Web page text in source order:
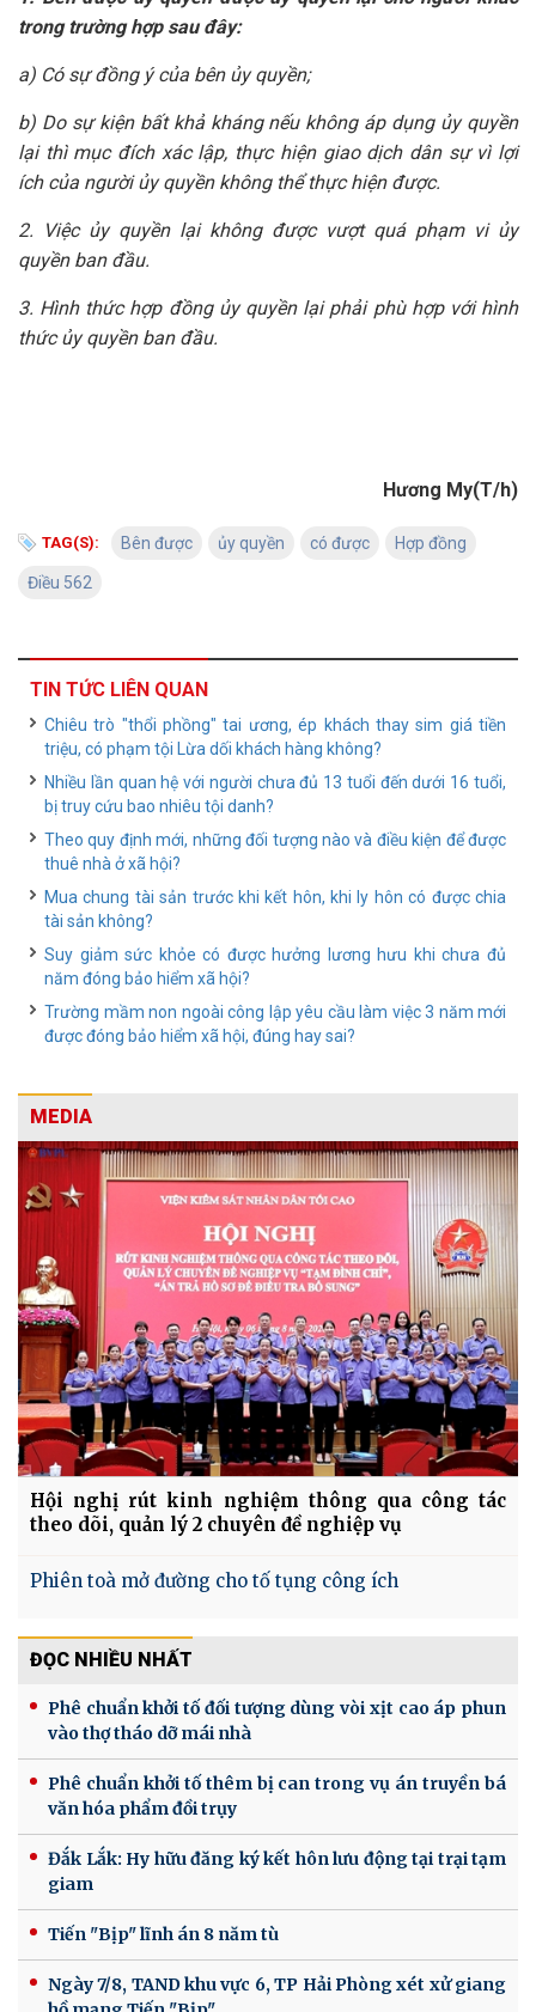
trong trường hợp sau đây:
a) Có sự đồng ý của bên ủy quyền;
b) Do sự kiện bất khả kháng nếu không áp dụng ủy quyền
lại thì mục đích xác lập, thực hiện giao dịch dân sự vì lợi
ích của người ủy quyền không thể thực hiện được.
2. Việc ủy quyền lại không được vượt quá phạm vi ủy
quyền ban đầu.
3. Hình thức hợp đồng ủy quyền lại phải phù hợp với hình
thức ủy quyền ban đầu.
Hương My(T/h)
TAG(S): Bên được ủy quyền có được Hợp đồng
Điều 562
TIN TỨC LIÊN QUAN
Chiêu trò "thổi phồng" tai ương, ép khách thay sim giá tiền
triệu, có phạm tội Lừa dối khách hàng không?
Nhiều lần quan hệ với người chưa đủ 13 tuổi đến dưới 16 tuổi,
bị truy cứu bao nhiêu tội danh?
Theo quy định mới, những đối tượng nào và điều kiện để được
thuê nhà ở xã hội?
Mua chung tài sản trước khi kết hôn, khi ly hôn có được chia
tài sản không?
Suy giảm sức khỏe có được hưởng lương hưu khi chưa đủ
năm đóng bảo hiểm xã hội?
Trường mầm non ngoài công lập yêu cầu làm việc 3 năm mới
được đóng bảo hiểm xã hội, đúng hay sai?
MEDIA
Hội nghị rút kinh nghiệm thông qua công tác
theo dõi, quản lý 2 chuyên đề nghiệp vụ
Phiên toà mở đường cho tố tụng công ích
ĐỌC NHIỀU NHẤT
Phê chuẩn khởi tố đối tượng dùng vòi xịt cao áp phun
vào thợ tháo dỡ mái nhà
Phê chuẩn khởi tố thêm bị can trong vụ án truyền bá
văn hóa phẩm đồi trụy
Đắk Lắk: Hy hữu đăng ký kết hôn lưu động tại trại tạm
giam
Tiến "Bịp" lĩnh án 8 năm tù
Ngày 7/8, TAND khu vực 6, TP Hải Phòng xét xử giang